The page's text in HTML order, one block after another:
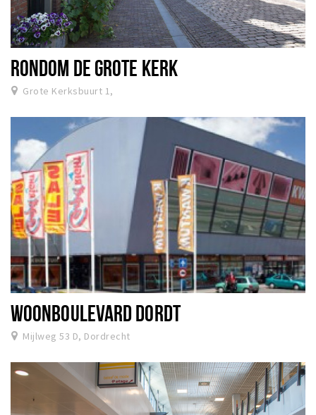
RONDOM DE GROTE KERK
Grote Kerksbuurt 1,
WOONBOULEVARD DORDT
Mijlweg 53 D, Dordrecht